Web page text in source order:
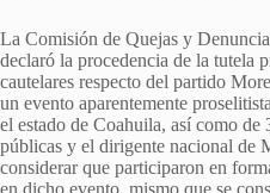
La Comisión de Quejas y
declaró la procedencia de la tutela
cautelares respecto del partido
un evento aparentemente
el estado de Coahuila, así como de
públicas y el dirigente nacional de
considerar que participaron en
en dicho evento, mismo que se